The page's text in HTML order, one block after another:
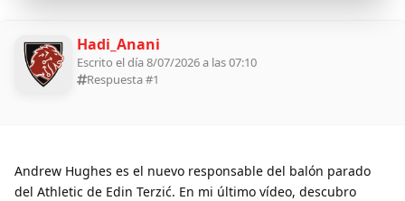
Hadi_Anani
Escrito el día 8/07/2026 a las 07:10
Respuesta #1
Andrew Hughes es el nuevo responsable del balón parado
del Athletic de Edin Terzić. En mi último vídeo, descubro